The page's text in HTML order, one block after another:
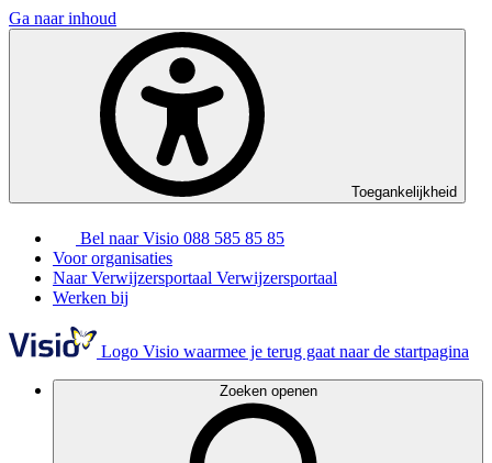
Ga naar inhoud
Toegankelijkheid
Bel naar Visio 088 585 85 85
Voor organisaties
Naar Verwijzersportaal Verwijzersportaal
Werken bij
Logo Visio waarmee je terug gaat naar de startpagina
Zoeken openen